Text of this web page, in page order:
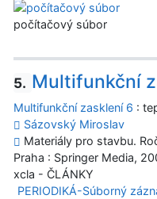
počítačový súbor
5. Multifunkční
Multifunkční zasklení 6 :
Sázovský Miroslav
Materiály pro stavbu.
Praha : Springer Media,
xcla - ČLÁNKY
PERIODIKÁ-Súborný